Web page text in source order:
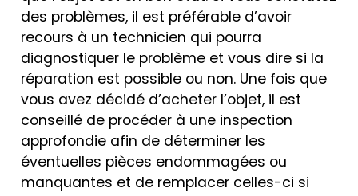
des problèmes, il est préférable d’avoir
recours à un technicien qui pourra
diagnostiquer le problème et vous dire si la
réparation est possible ou non. Une fois que
vous avez décidé d’acheter l’objet, il est
conseillé de procéder à une inspection
approfondie afin de déterminer les
éventuelles pièces endommagées ou
manquantes et de remplacer celles-ci si